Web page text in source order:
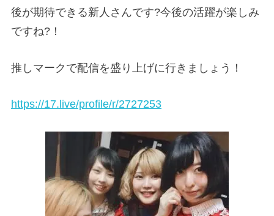
後が期待できる新人さんです?今後の活躍が楽しみ
ですね? ！
推しマークで配信を盛り上げに行きましょう！
https://17.live/profile/r/2727253